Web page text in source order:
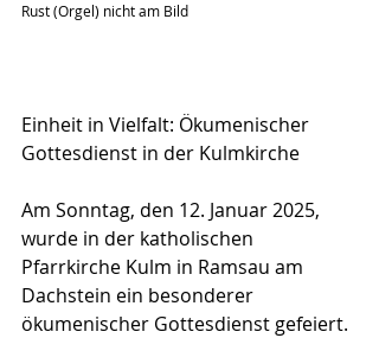
Rust (Orgel) nicht am Bild
Einheit in Vielfalt: Ökumenischer
Gottesdienst in der Kulmkirche
Am Sonntag, den 12. Januar 2025,
wurde in der katholischen
Pfarrkirche Kulm in Ramsau am
Dachstein ein besonderer
ökumenischer Gottesdienst gefeiert.